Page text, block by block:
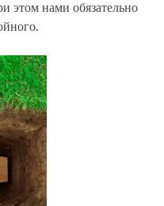
этом нами обязательно